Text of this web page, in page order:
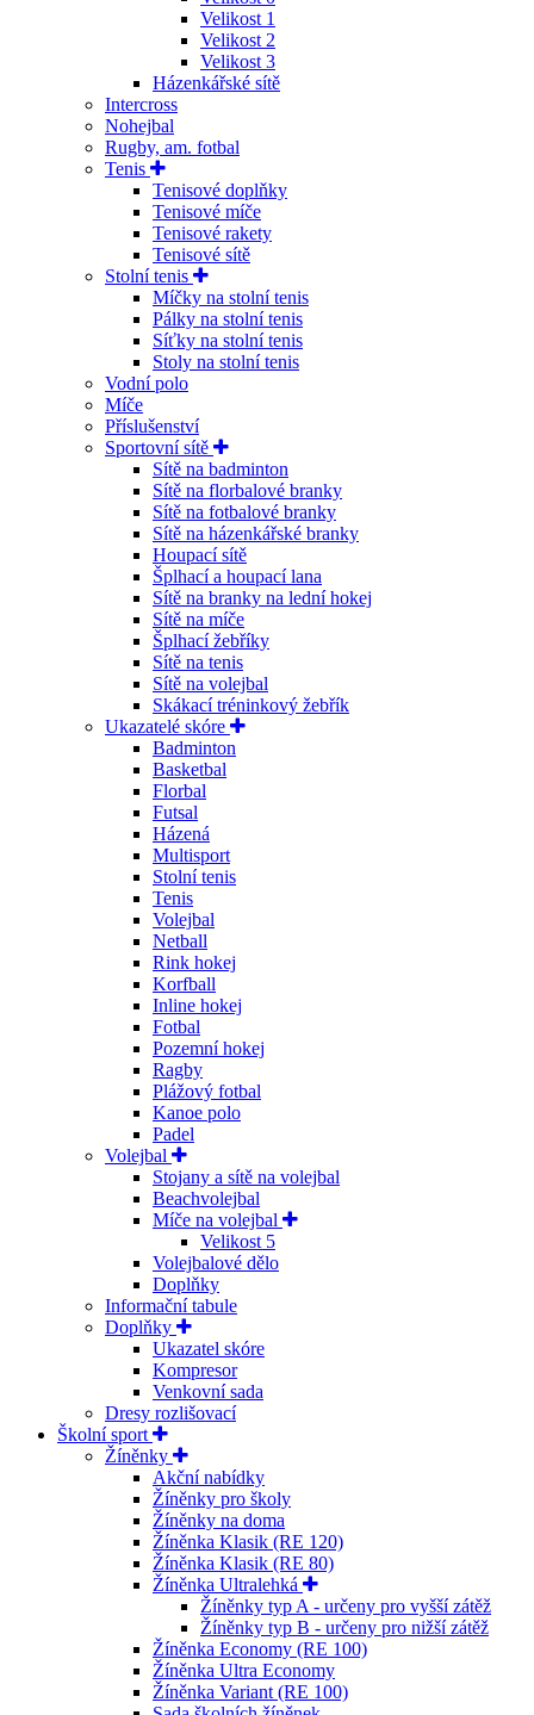
Velikost 1
Velikost 2
Velikost 3
Házenkářské sítě
Intercross
Nohejbal
Rugby, am. fotbal
Tenis
Tenisové doplňky
Tenisové míče
Tenisové rakety
Tenisové sítě
Stolní tenis
Míčky na stolní tenis
Pálky na stolní tenis
Síťky na stolní tenis
Stoly na stolní tenis
Vodní polo
Míče
Příslušenství
Sportovní sítě
Sítě na badminton
Sítě na florbalové branky
Sítě na fotbalové branky
Sítě na házenkářské branky
Houpací sítě
Šplhací a houpací lana
Sítě na branky na lední hokej
Sítě na míče
Šplhací žebříky
Sítě na tenis
Sítě na volejbal
Skákací tréninkový žebřík
Ukazatelé skóre
Badminton
Basketbal
Florbal
Futsal
Házená
Multisport
Stolní tenis
Tenis
Volejbal
Netball
Rink hokej
Korfball
Inline hokej
Fotbal
Pozemní hokej
Ragby
Plážový fotbal
Kanoe polo
Padel
Volejbal
Stojany a sítě na volejbal
Beachvolejbal
Míče na volejbal
Velikost 5
Volejbalové dělo
Doplňky
Informační tabule
Doplňky
Ukazatel skóre
Kompresor
Venkovní sada
Dresy rozlišovací
Školní sport
Žíněnky
Akční nabídky
Žíněnky pro školy
Žíněnky na doma
Žíněnka Klasik (RE 120)
Žíněnka Klasik (RE 80)
Žíněnka Ultralehká
Žíněnky typ A - určeny pro vyšší zátěž
Žíněnky typ B - určeny pro nižší zátěž
Žíněnka Economy (RE 100)
Žíněnka Ultra Economy
Žíněnka Variant (RE 100)